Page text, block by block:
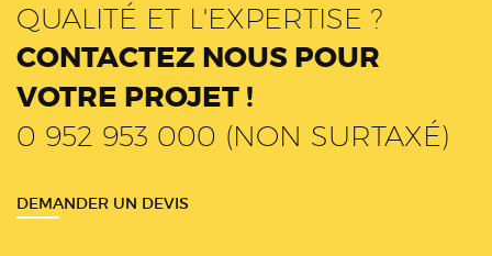
QUALITÉ ET L'EXPERTISE ?
CONTACTEZ NOUS POUR
VOTRE PROJET !
0 952 953 000 (NON SURTAXÉ)
DEMANDER UN DEVIS